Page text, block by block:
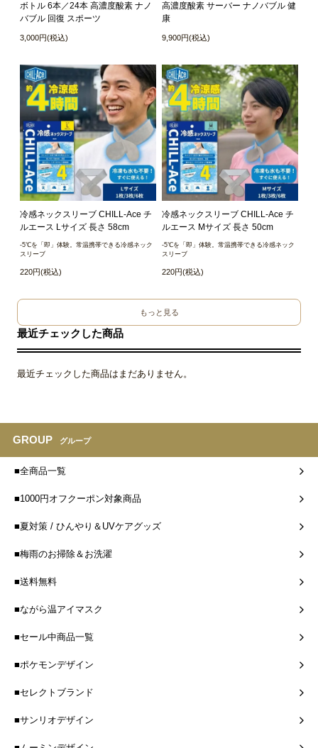
ボトル 6本／24本 高濃度酸素 ナノ
バブル 回復 スポーツ
3,000円(税込)
高濃度酸素 サーバー ナノバブル 健
康
9,900円(税込)
冷感ネックスリーブ CHILL-Ace チ
ルエース Lサイズ 長さ 58cm
-5℃を「即」体験。常温携帯できる冷感ネック
スリーブ
220円(税込)
冷感ネックスリーブ CHILL-Ace チ
ルエース Mサイズ 長さ 50cm
-5℃を「即」体験。常温携帯できる冷感ネック
スリーブ
220円(税込)
もっと見る
最近チェックした商品
最近チェックした商品はまだありません。
GROUP グループ
■全商品一覧
■1000円オフクーポン対象商品
■夏対策 / ひんやり＆UVケアグッズ
■梅雨のお掃除＆お洗濯
■送料無料
■ながら温アイマスク
■セール中商品一覧
■ポケモンデザイン
■セレクトブランド
■サンリオデザイン